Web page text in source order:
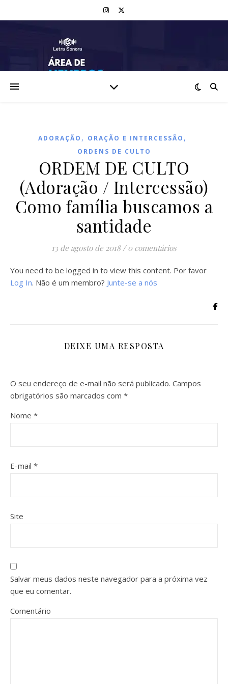
ADORAÇÃO , ORAÇÃO E INTERCESSÃO ,
ORDENS DE CULTO
ORDEM DE CULTO
(Adoração / Intercessão)
Como família buscamos a
santidade
13 de agosto de 2018 / 0 comentários
You need to be logged in to view this content. Por favor
Log In. Não é um membro? Junte-se a nós
DEIXE UMA RESPOSTA
O seu endereço de e-mail não será publicado. Campos
obrigatórios são marcados com *
Nome *
E-mail *
Site
Salvar meus dados neste navegador para a próxima vez
que eu comentar.
Comentário